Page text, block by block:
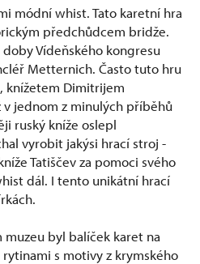
módní whist. Tato karetní hra
předchůdcem bridže.
Vídeňského kongresu
Metternich. Často tuto hru
knížetem Dimitrijem
v jednom z minulých příběhů
ruský kníže oslepl
vyrobit jakýsi hrací stroj -
Tatiščev za pomoci svého
dál. I tento unikátní hrací
muzeu byl balíček karet na
s motivy z krymského